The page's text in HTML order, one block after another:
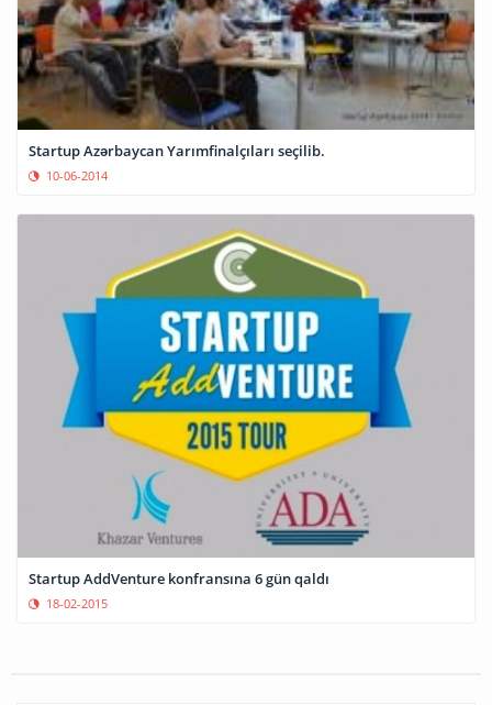
Startup Azərbaycan Yarımfinalçıları seçilib.
10-06-2014
Startup AddVenture konfransına 6 gün qaldı
18-02-2015